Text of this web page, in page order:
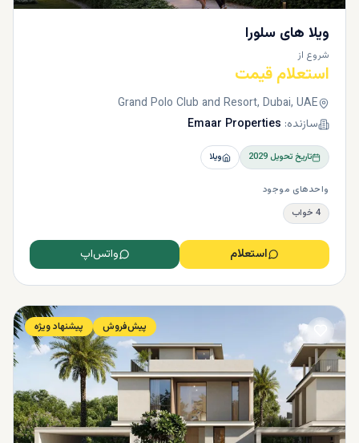
ویلا های سلورا
شروع از
استعلام قیمت
Grand Polo Club and Resort, Dubai, UAE
سازنده: Emaar Properties
تاریخ تحویل2029 ویلا
واحدهای موجود
4 خواب
استعلام واتس‌اپ
پیش‌فروش پیشنهاد ویژه